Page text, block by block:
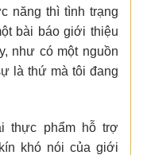
năng thì tình trạng
bài báo giới thiệu
như có một nguồn
là thứ mà tôi đang
thực phẩm hỗ trợ
khó nói của giới